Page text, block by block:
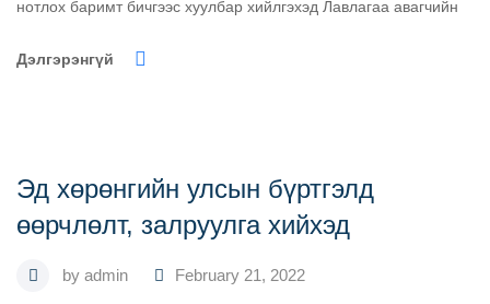
нотлох баримт бичгээс хуулбар хийлгэхэд Лавлагаа авагчийн
Дэлгэрэнгүй
Эд хөрөнгийн улсын бүртгэлд
өөрчлөлт, залруулга хийхэд
by admin February 21, 2022